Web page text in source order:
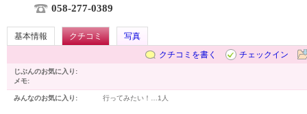
058-277-0389
基本情報 クチコミ
写真
クチコミを書く
チェックイン
じぶんのお気に入り:
メモ:
みんなのお気に入り: 行ってみたい！… 1人